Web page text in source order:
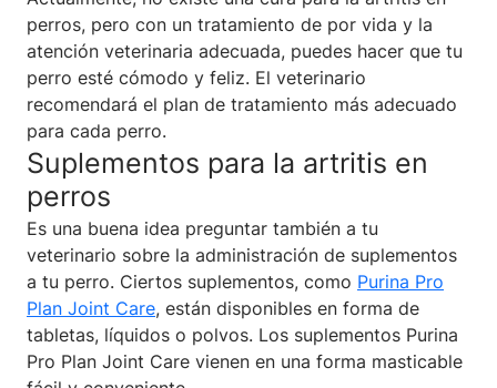
perros, pero con un tratamiento de por vida y la
atención veterinaria adecuada, puedes hacer que tu
perro esté cómodo y feliz. El veterinario
recomendará el plan de tratamiento más adecuado
para cada perro.
Suplementos para la artritis en
perros
Es una buena idea preguntar también a tu
veterinario sobre la administración de suplementos
a tu perro. Ciertos suplementos, como Purina Pro
Plan Joint Care, están disponibles en forma de
tabletas, líquidos o polvos. Los suplementos Purina
Pro Plan Joint Care vienen en una forma masticable